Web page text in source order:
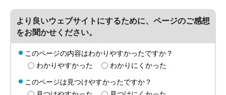
より良いウェブサイトにするために、ページのご感想
をお聞かせください。
このページの内容はわかりやすかったですか？
わかりやすかった
わかりにくかった
このページは見つけやすかったですか？